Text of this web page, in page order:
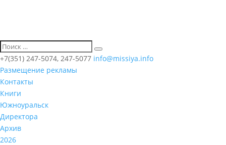
+7(351) 247-5074, 247-5077 info@missiya.info
Размещение рекламы
Контакты
Книги
Южноуральск
Директора
Архив
2026